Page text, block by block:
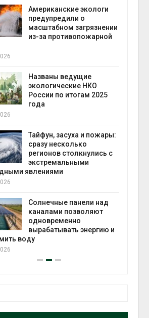
Американские экологи
предупредили о
масштабном загрязнении
из-за противопожарной
Названы ведущие
экологические НКО
России по итогам 2025
года
Тайфун, засуха и пожары:
сразу несколько
регионов столкнулись с
экстремальными
явлениями
Солнечные панели над
каналами позволяют
одновременно
вырабатывать энергию и
воду